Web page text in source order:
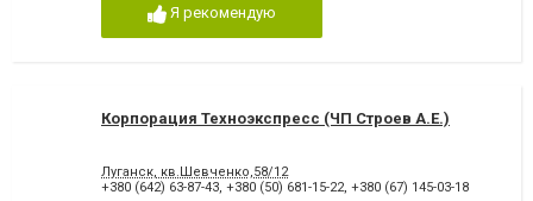
Я рекомендую
Корпорация Техноэкспресс (ЧП Строев А.Е.)
Луганск, кв.Шевченко,58/12
+380 (642) 63-87-43, +380 (50) 681-15-22, +380 (67) 145-03-18